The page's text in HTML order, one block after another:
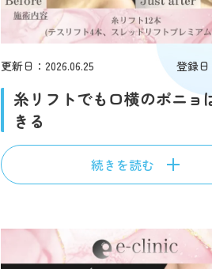
更新日：2026.06.25 登録日
糸リフトでも口横のポニョ
きる
続きを読む